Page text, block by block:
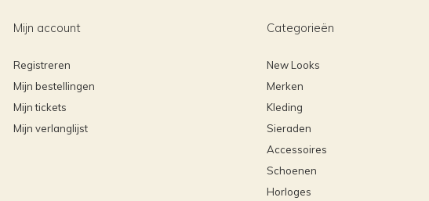
Mijn account
Registreren
Mijn bestellingen
Mijn tickets
Mijn verlanglijst
Categorieën
New Looks
Merken
Kleding
Sieraden
Accessoires
Schoenen
Horloges